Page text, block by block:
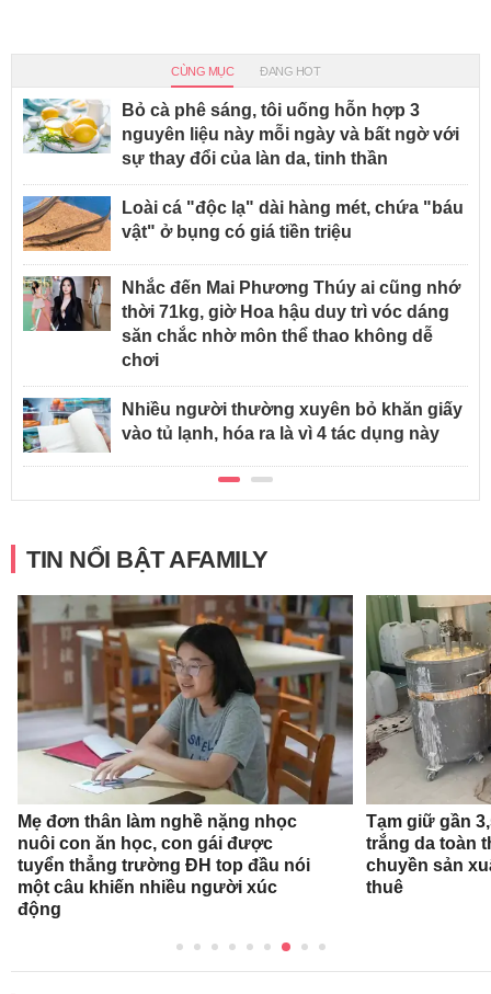
CÙNG MỤC ĐANG HOT
Bỏ cà phê sáng, tôi uống hỗn hợp 3
nguyên liệu này mỗi ngày và bất ngờ với
sự thay đổi của làn da, tinh thần
Loài cá "độc lạ" dài hàng mét, chứa "báu
vật" ở bụng có giá tiền triệu
Nhắc đến Mai Phương Thúy ai cũng nhớ
thời 71kg, giờ Hoa hậu duy trì vóc dáng
săn chắc nhờ môn thể thao không dễ
chơi
Nhiều người thường xuyên bỏ khăn giấy
vào tủ lạnh, hóa ra là vì 4 tác dụng này
TIN NỔI BẬT AFAMILY
Mẹ đơn thân làm nghề nặng nhọc
nuôi con ăn học, con gái được
tuyển thẳng trường ĐH top đầu nói
một câu khiến nhiều người xúc
động
Tạm giữ gần
trắng da toàn
chuyền sản
thuê